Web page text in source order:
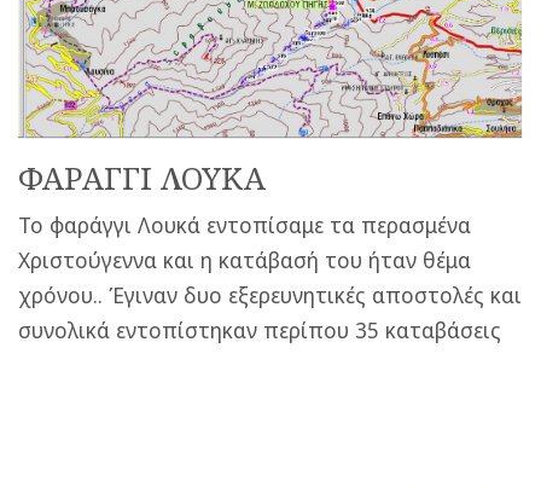
ΦΑΡΑΓΓΙ ΛΟΥΚΑ
Το φαράγγι Λουκά εντοπίσαμε τα περασμένα
Χριστούγεννα και η κατάβασή του ήταν θέμα
χρόνου.. Έγιναν δυο εξερευνητικές αποστολές και
συνολικά εντοπίστηκαν περίπου 35 καταβάσεις